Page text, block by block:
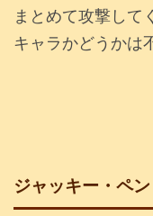
まとめて攻撃して
キャラかどうかは
ジャッキー・ペン